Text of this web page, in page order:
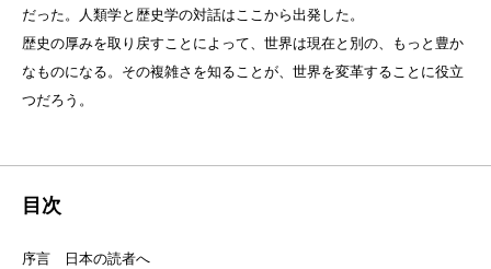
だった。人類学と歴史学の対話はここから出発した。
歴史の厚みを取り戻すことによって、世界は現在と別の、もっと豊か
なものになる。その複雑さを知ることが、世界を変革することに役立
つだろう。
目次
序言 日本の読者へ